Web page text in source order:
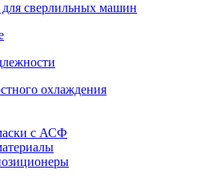
для сверлильных машин
охлаждения
с АСФ